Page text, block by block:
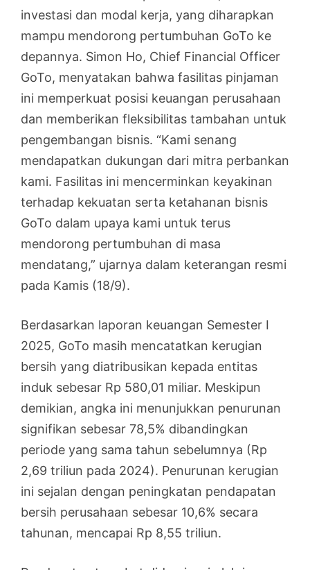
investasi dan modal kerja, yang diharapkan
mampu mendorong pertumbuhan GoTo ke
depannya. Simon Ho, Chief Financial Officer
GoTo, menyatakan bahwa fasilitas pinjaman
ini memperkuat posisi keuangan perusahaan
dan memberikan fleksibilitas tambahan untuk
pengembangan bisnis. “Kami senang
mendapatkan dukungan dari mitra perbankan
kami. Fasilitas ini mencerminkan keyakinan
terhadap kekuatan serta ketahanan bisnis
GoTo dalam upaya kami untuk terus
mendorong pertumbuhan di masa
mendatang,” ujarnya dalam keterangan resmi
pada Kamis (18/9).
Berdasarkan laporan keuangan Semester I
2025, GoTo masih mencatatkan kerugian
bersih yang diatribusikan kepada entitas
induk sebesar Rp 580,01 miliar. Meskipun
demikian, angka ini menunjukkan penurunan
signifikan sebesar 78,5% dibandingkan
periode yang sama tahun sebelumnya (Rp
2,69 triliun pada 2024). Penurunan kerugian
ini sejalan dengan peningkatan pendapatan
bersih perusahaan sebesar 10,6% secara
tahunan, mencapai Rp 8,55 triliun.